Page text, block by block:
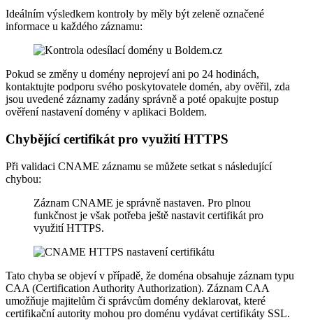
Ideálním výsledkem kontroly by měly být zeleně označené
informace u každého záznamu:
Pokud se změny u domény neprojeví ani po 24 hodinách,
kontaktujte podporu svého poskytovatele domén, aby ověřil, zda
jsou uvedené záznamy zadány správně a poté opakujte postup
ověření nastavení domény v aplikaci Boldem.
Chybějící certifikát pro využití HTTPS
Při validaci CNAME záznamu se můžete setkat s následující
chybou:
Záznam CNAME je správně nastaven. Pro plnou
funkčnost je však potřeba ještě nastavit certifikát pro
využití HTTPS.
Tato chyba se objeví v případě, že doména obsahuje záznam typu
CAA (Certification Authority Authorization). Záznam CAA
umožňuje majitelům či správcům domény deklarovat, které
certifikační autority mohou pro doménu vydávat certifikáty SSL.